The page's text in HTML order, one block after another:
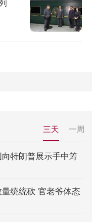
三天 一周
特朗普展示手中筹
统统砍 官老爷体态